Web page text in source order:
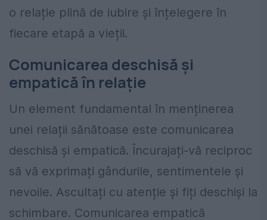
o relație plină de iubire și înțelegere în
fiecare etapă a vieții.
Comunicarea deschisă și
empatică în relaţie
Un element fundamental în menținerea
unei relații sănătoase este comunicarea
deschisă și empatică. Încurajați-vă reciproc
să vă exprimați gândurile, sentimentele și
nevoile. Ascultați cu atenție și fiți deschiși la
schimbare. Comunicarea empatică